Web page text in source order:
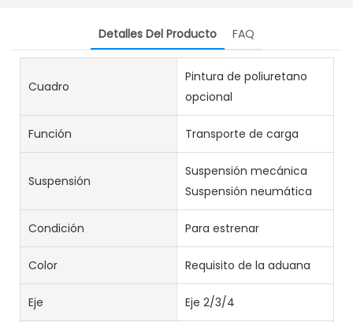
Detalles Del Producto FAQ
Cuadro
Pintura de poliuretano
opcional
Función Transporte de carga
Suspensión
Suspensión mecánica
Suspensión neumática
Condición Para estrenar
Color Requisito de la aduana
Eje Eje 2/3/4